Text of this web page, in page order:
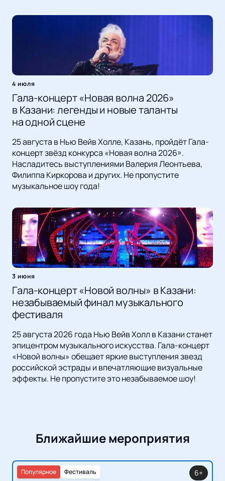
4 июля
Гала-концерт «Новая волна 2026»
в Казани: легенды и новые таланты
на одной сцене
25 августа в Нью Вейв Холле, Казань, пройдёт Гала-
концерт звёзд конкурса «Новая волна 2026».
Насладитесь выступлениями Валерия Леонтьева,
Филиппа Киркорова и других. Не пропустите
музыкальное шоу года!
3 июня
Гала-концерт «Новой волны» в Казани:
незабываемый финал музыкального
фестиваля
25 августа 2026 года Нью Вейв Холл в Казани станет
эпицентром музыкального искусства. Гала-концерт
«Новой волны» обещает яркие выступления звезд
российской эстрады и впечатляющие визуальные
эффекты. Не пропустите это незабываемое шоу!
Ближайшие мероприятия
Фестиваль
Популярное
6+